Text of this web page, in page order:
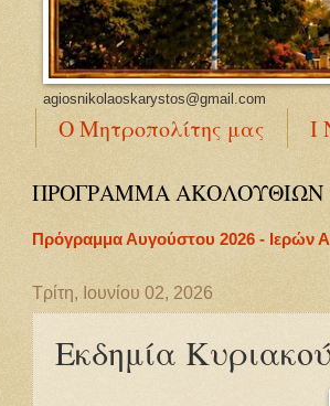
agiosnikolaoskarystos@gmail.com
Ο Μητροπολίτης μας Ι
ΠΡΟΓΡΑΜΜΑ ΑΚΟΛΟΥΘΙΩΝ
Πρόγραμμα Αυγούστου 2026 - Ιερών
Τρίτη, Ιουνίου 02, 2026
Εκδημία